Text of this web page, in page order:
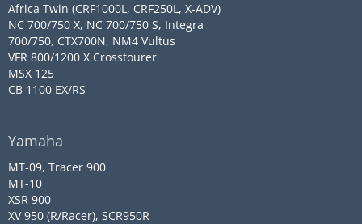
Africa Twin (CRF1000L, CRF250L, X-ADV)
NC 700/750 X, NC 700/750 S, Integra
700/750, CTX700N, NM4 Vultus
VFR 800/1200 X Crosstourer
MSX 125
CB 1100 EX/RS
Yamaha
MT-09, Tracer 900
MT-10
XSR 900
XV 950 (R/Racer), SCR950R